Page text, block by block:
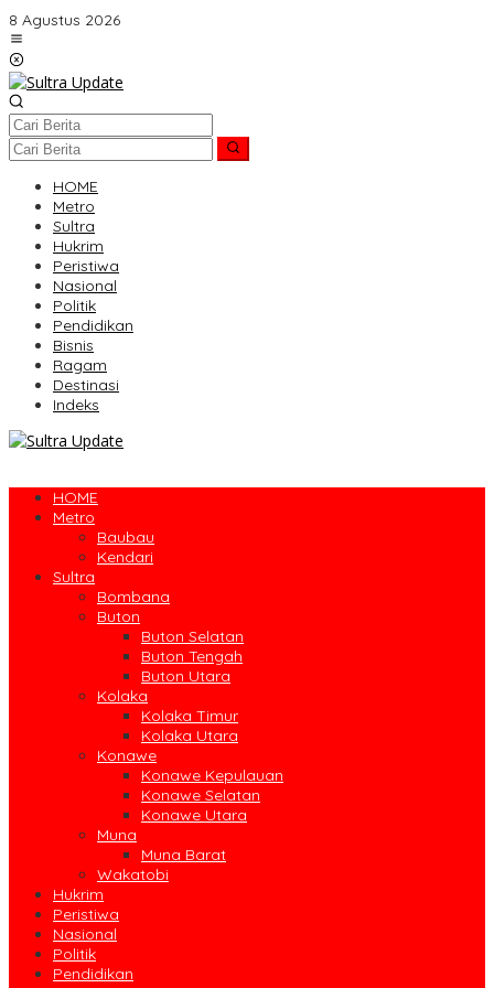
Lewati
ke
konten
8 Agustus 2026
HOME
Metro
Sultra
Hukrim
Peristiwa
Nasional
Politik
Pendidikan
Bisnis
Ragam
Destinasi
Indeks
HOME
Metro
Baubau
Kendari
Sultra
Bombana
Buton
Buton Selatan
Buton Tengah
Buton Utara
Kolaka
Kolaka Timur
Kolaka Utara
Konawe
Konawe Kepulauan
Konawe Selatan
Konawe Utara
Muna
Muna Barat
Wakatobi
Hukrim
Peristiwa
Nasional
Politik
Pendidikan